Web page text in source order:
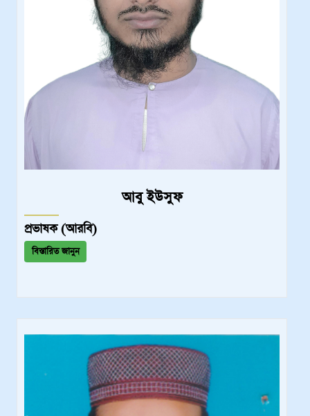
আবু ইউসুফ
প্রভাষক (আরবি)
বিস্তারিত জানুন